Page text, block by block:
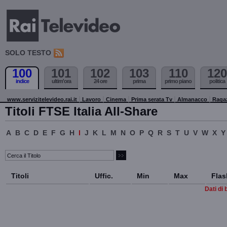
SOLO TESTO
100
indice
101
ultim'ora
102
24 ore
103
prima
110
primo piano
120
politica
www.servizitelevideo.rai.it Lavoro Cinema Prima serata Tv Almanacco
Titoli FTSE Italia All-Share
A B C D E F G H I J K L M N O P Q R S T U V W X Y
Titoli Uffic. Min Max
Dati di